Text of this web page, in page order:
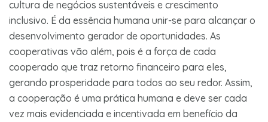
cultura de negócios sustentáveis ​​e crescimento
inclusivo. É da essência humana unir-se para alcançar o
desenvolvimento gerador de oportunidades. As
cooperativas vão além, pois é a força de cada
cooperado que traz retorno financeiro para eles,
gerando prosperidade para todos ao seu redor. Assim,
a cooperação é uma prática humana e deve ser cada
vez mais evidenciada e incentivada em benefício da